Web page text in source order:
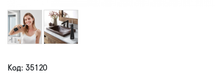
Код: 35120